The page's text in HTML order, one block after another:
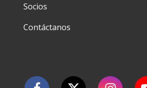
Socios
Contáctanos